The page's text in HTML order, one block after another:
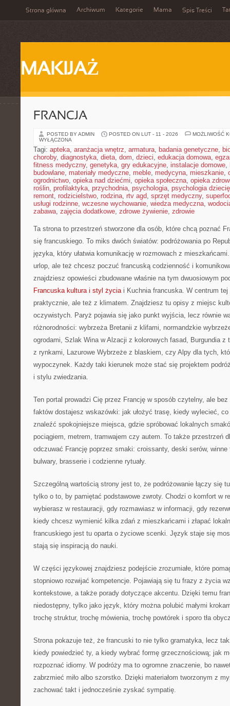
Strona główna Archiwum Kategorie Mama Spis Treści
MAKIJAŻ
FRANCJA
POSTED BY ADMIN POSTED ON LUT - 11 - 2026
MOŻLIWOŚĆ
WYŁĄCZONA
Tagi: apteka, aranżacja wnętrz, armatura, badania genetyczne,
choroby, diagnostyka, dieta, dom, dzieci, edukacja domowa,
fitness medyczny, genetyka, gry edukacyjne, instalacje domowe,
budowlane, materiały medyczne, meble, medycyna, mieszkanie,
ogrodnictwo, opieka nad dziećmi, opieka społeczna, opieka
roślin, profilaktyka, przychodnia, psychologia, psychologia
remont, rodzicielstwo, rodzina, rtv agd, sprzęt medyczny,
usługi rodzinne, wczesne wychowanie, wiedza medyczna,
zabawa, zajęcia dodatkowe, zdrowe żywienie, zdrowie
Ta strona to przestrzeń stworzone dla osób, które chcą poznać
się francuskiego. To miks dwóch światów: podróżowania po
języka, który ułatwia komunikację w rozmowach z
urlop, ale też chcesz poczuć francuską codzienność i
znajdziesz opowieści zbudowane właśnie na tym dwuosiowym
Francuska kultura i styl życiai Kuchnia francuska. W centrum tej
praktycznie, ale też z klimatem. Znajdziesz tu opisy z miejsc
oczywistych. Paryż pojawia się jako punkt wyjścia, lecz równie
różnorodności: wybrzeża Bretanii z klifami, normandzkie
ogrodami, Szlak Wina w Alzacji z kolorowych fasad, Burgundia z
z rynkami, Lazurowe Wybrzeże z blaskiem, czy Alpy dla tych,
wypoczynek. Każdy taki kierunek może stać się projektem
i stylu zwiedzania.
Ten portal prowadzi Cię przez Francję w sposób czytelny, ale bez
faktów dostajesz wskazówki: jak ułożyć trasę, kiedy wylecieć,
znaleźć spokojniejsze miejsca, gdzie spróbować lokalnych
pociągiem, metrem, tramwajem czy autem. To także przestrzeń
odczuwać Francję poprzez smaki: croissanty, deski serów,
bulwary, brasserie i codzienne rytuały.
Szczególną wartością strony jest to, że podróżowanie łączy się
tylko o to, by pamiętać podstawowe zwroty. Chodzi o komfort w
wybierasz w restauracji, gdy rozmawiasz w informacji, gdy
kiedy chcesz wymienić kilka zdań z mieszkańcami i złapać
francuskiego jest tu oparta o życiowe scenki. Język staje się
stają się inspiracją do nauki.
W części językowej znajdziesz podejście zrozumiałe, które
stopniowo rozwijać kompetencje. Pojawiają się tu frazy z życia
kontekstowe, a także porady dotyczące akcentu. Dzięki temu
niedostępny, tylko jako język, który można polubić małymi
trochę struktur, trochę mówienia, trochę powtórek i sporo tła
Strona pokazuje też, że francuski to nie tylko gramatyka, lecz
kiedy powiedzieć ty, a kiedy wybrać formę grzecznościową; jak
rozpoznać idiomy. W podróży ma to ogromne znaczenie, bo
zabrzmieć miło albo szorstko. Dzięki materiałom tworzonym z
zachować takt i jednocześnie zyskać sympatię.